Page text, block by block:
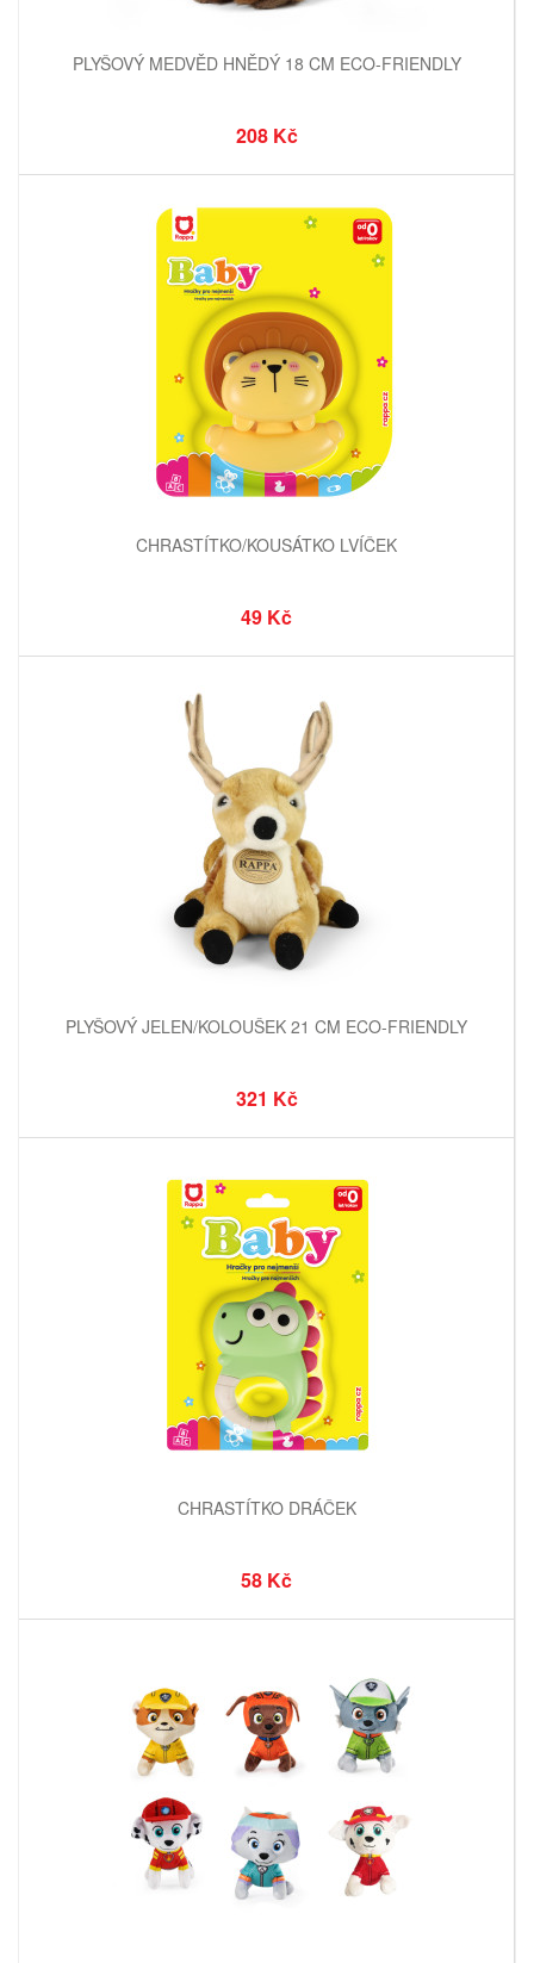
PLYŠOVÝ MEDVĚD HNĚDÝ 18 CM ECO-FRIENDLY
208 Kč
CHRASTÍTKO/KOUSÁTKO LVÍČEK
49 Kč
PLYŠOVÝ JELEN/KOLOUŠEK 21 CM ECO-FRIENDLY
321 Kč
CHRASTÍTKO DRÁČEK
58 Kč